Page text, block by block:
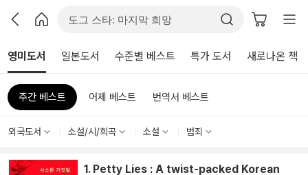
영미도서 일본도서 수준별 베스트 특가 도서 새로나온 책
주간 베스트 어제 베스트 번역서 베스트
외국도서 소설/시/희곡 소설 범죄
1. Petty Lies : A twist-packed Korean